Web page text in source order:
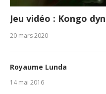
Jeu vidéo : Kongo
20 mars 2020
Royaume Lunda
14 mai 2016